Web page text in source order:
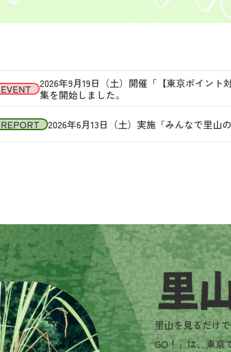
EVENT 2026年9月19日（土）開催「【東京ポイン
集を開始しました。
REPORT 2026年6月13日（土）実施「みんなで里山
里山へGO!
里山を見るだけ
GO！」は、東京